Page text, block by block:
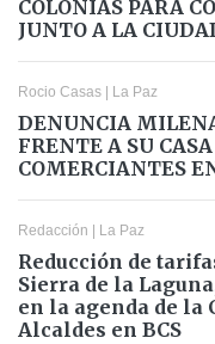
COLONIAS PARA
JUNTO A LA
Rocio Casas La Paz
DENUNCIA
FRENTE A SU
COMERCIANTES
Redacción La Paz
Reducción de
Sierra de la
en la agenda de la
Alcaldes en BCS